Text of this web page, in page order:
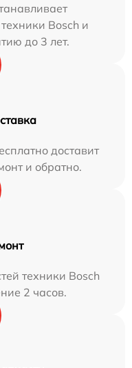
Bosch и
до 3 лет.
доставит
и обратно.
техники Bosch
2 часов.